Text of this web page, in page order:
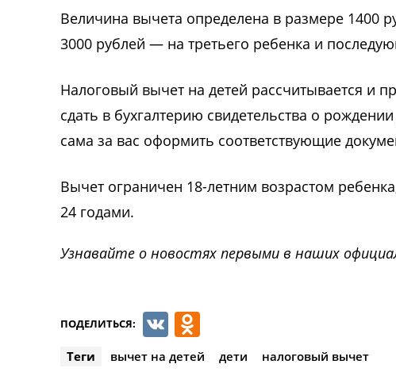
Величина вычета определена в размере 1400
3000 рублей — на третьего ребенка и
Налоговый вычет на детей рассчитывается и
сдать в бухгалтерию свидетельства о
сама за вас оформить соответствующие
Вычет ограничен 18-летним возрастом
24 годами.
Узнавайте о новостях первыми в наших
ПОДЕЛИТЬСЯ: VK
Теги вычет на детей дети налоговый вычет